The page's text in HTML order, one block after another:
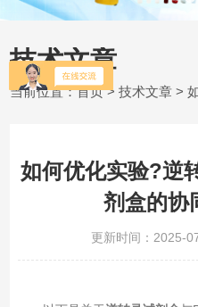
技术文章
当前位置：首页>技术文章 > 如
如何优化实验?逆
剂盒的协
更新时间：2025-